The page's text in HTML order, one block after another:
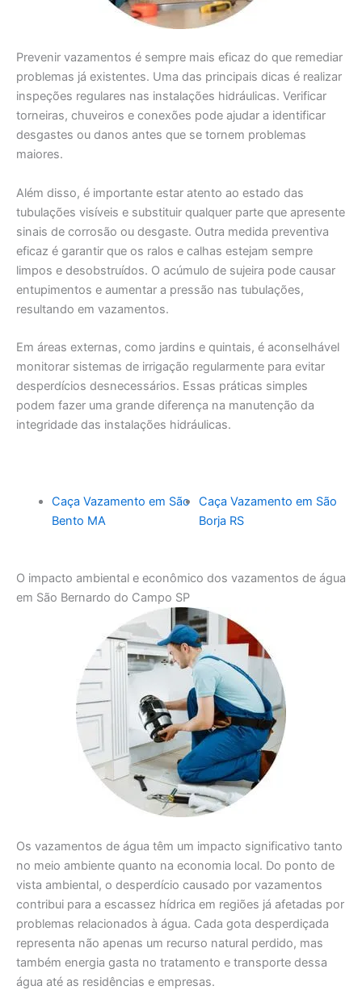
Prevenir vazamentos é sempre mais eficaz do que remediar
problemas já existentes. Uma das principais dicas é realizar
inspeções regulares nas instalações hidráulicas. Verificar
torneiras, chuveiros e conexões pode ajudar a identificar
desgastes ou danos antes que se tornem problemas
maiores.
Além disso, é importante estar atento ao estado das
tubulações visíveis e substituir qualquer parte que apresente
sinais de corrosão ou desgaste. Outra medida preventiva
eficaz é garantir que os ralos e calhas estejam sempre
limpos e desobstruídos. O acúmulo de sujeira pode causar
entupimentos e aumentar a pressão nas tubulações,
resultando em vazamentos.
Em áreas externas, como jardins e quintais, é aconselhável
monitorar sistemas de irrigação regularmente para evitar
desperdícios desnecessários. Essas práticas simples
podem fazer uma grande diferença na manutenção da
integridade das instalações hidráulicas.
Caça Vazamento em São
Bento MA
Caça Vazamento em São
Borja RS
O impacto ambiental e econômico dos vazamentos de água
em São Bernardo do Campo SP
Os vazamentos de água têm um impacto significativo tanto
no meio ambiente quanto na economia local. Do ponto de
vista ambiental, o desperdício causado por vazamentos
contribui para a escassez hídrica em regiões já afetadas por
problemas relacionados à água. Cada gota desperdiçada
representa não apenas um recurso natural perdido, mas
também energia gasta no tratamento e transporte dessa
água até as residências e empresas.